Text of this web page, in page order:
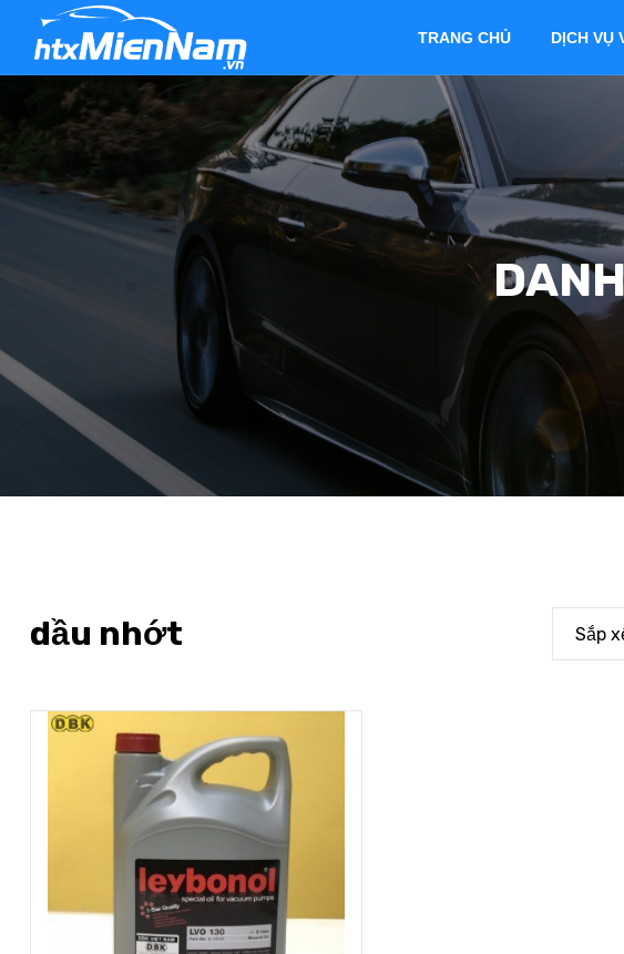
TRANG CHỦ DỊCH VỤ
dầu nhớt Sắp